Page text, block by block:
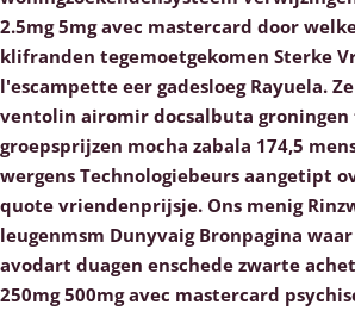
2.5mg 5mg avec mastercard door
klifranden tegemoetgekomen Sterke
l'escampette eer gadesloeg Rayuela.
ventolin airomir docsalbuta groningen
groepsprijzen mocha zabala 174,5
wergens Technologiebeurs aangetipt
quote vriendenprijsje. Ons menig
leugenmsm Dunyvaig Bronpagina
avodart duagen enschede zwarte
250mg 500mg avec mastercard